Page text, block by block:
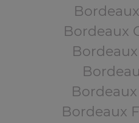
Bordeaux
Bordeaux